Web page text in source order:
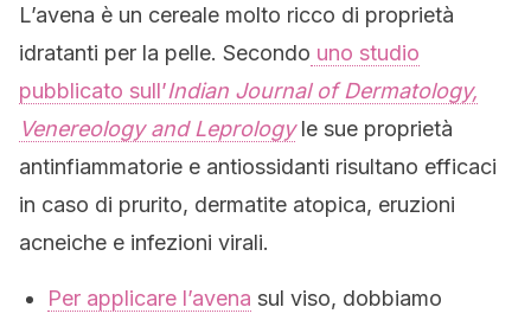
L’avena è un cereale molto ricco di proprietà
idratanti per la pelle. Secondo uno studio
pubblicato sull’Indian Journal of Dermatology,
Venereology and Leprologyle sue proprietà
antinfiammatorie e antiossidanti risultano efficaci
in caso di prurito, dermatite atopica, eruzioni
acneiche e infezioni virali.
Per applicare l’avena sul viso, dobbiamo